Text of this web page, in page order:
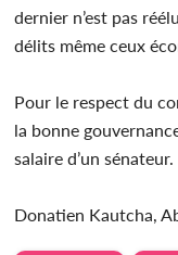
dernier n’est pas
délits même ceux
Pour le respect du
la bonne
salaire d’un sénateur.
Donatien Kautcha,